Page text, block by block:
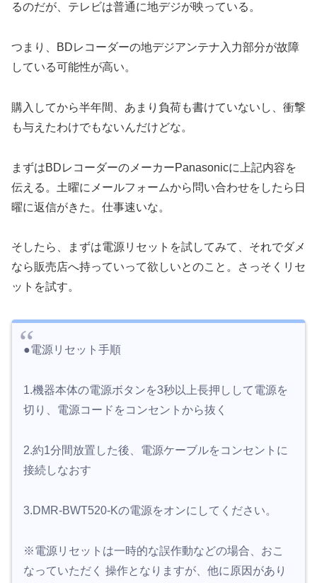
るのだが、テレビは普通に地デジが映っている。
つまり、BDレコーダーの地デジアンテナ入力部分が故障
している可能性が高い。
購入してから半年間、あまり負荷も書けていないし、衝撃
も与えたわけでもないんだけどな。
まずはBDレコーダーのメーカーPanasonicに上記内容を
伝える。土曜にメールフォームから問い合わせをしたら日
曜に返信がきた。仕事速いな。
そしたら、まずは電源リセットを試してみて、それでダメ
なら販売店へ持っていって欲しいとのこと。さっそくリセ
ットを試す。
●電源リセット手順
1.機器本体の電源ボタンを3秒以上長押しして電源を
切り、電源コードをコンセントから抜く
2.約1分間放置した後、電源ケーブルをコンセントに
接続しなおす
3.DMR-BWT520-Kの電源をオンにしてください。
※電源リセットは一時的な誤作動などの場合、おこ
なっていただく 操作となりますが、他に原因があり